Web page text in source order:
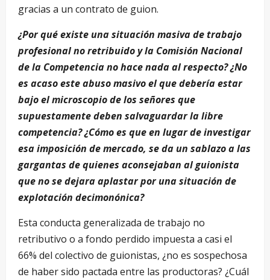
gracias a un contrato de guion.
¿Por qué existe una situación masiva de trabajo
profesional no retribuido y la Comisión Nacional
de la Competencia no hace nada al respecto? ¿No
es acaso este abuso masivo el que debería estar
bajo el microscopio de los señores que
supuestamente deben salvaguardar la libre
competencia? ¿Cómo es que en lugar de investigar
esa imposición de mercado, se da un sablazo a las
gargantas de quienes aconsejaban al guionista
que no se dejara aplastar por una situación de
explotación decimonónica?
Esta conducta generalizada de trabajo no
retributivo o a fondo perdido impuesta a casi el
66% del colectivo de guionistas, ¿no es sospechosa
de haber sido pactada entre las productoras? ¿Cuál